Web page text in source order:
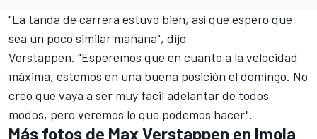
"La tanda de carrera estuvo bien, así que espero que
sea un poco similar mañana", dijo
Verstappen. "Esperemos que en cuanto a la velocidad
máxima, estemos en una buena posición el domingo. No
creo que vaya a ser muy fácil adelantar de todos
modos, pero veremos lo que podemos hacer".
Más fotos de Max Verstappen en Imola